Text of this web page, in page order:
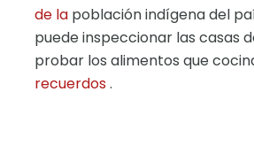
de la población indígena del
puede inspeccionar las casas
probar los alimentos que
recuerdos.